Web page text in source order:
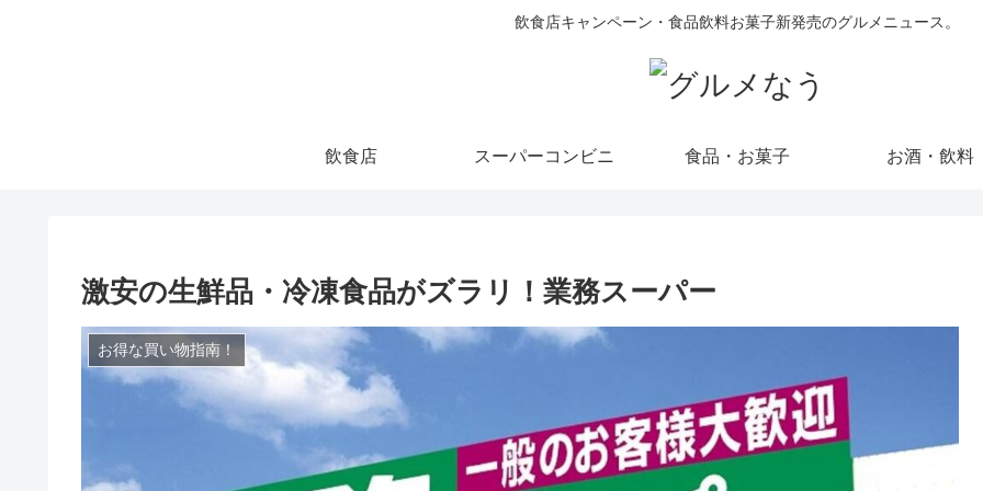
飲食店キャンペーン・食品飲料お菓子新発売のグルメニュース。
飲食店 スーパーコンビニ 食品・お菓子 お酒・飲料
激安の生鮮品・冷凍食品がズラリ！業務スーパー
お得な買い物指南！